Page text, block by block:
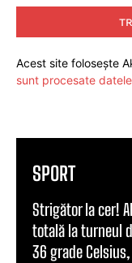
Acest site folosește
sunt procesate
SPORT
Strigător la cer!
totală la turneul
36 grade